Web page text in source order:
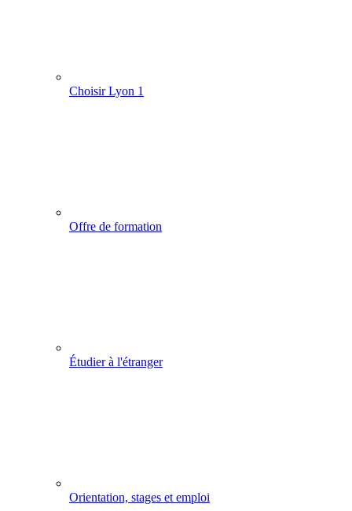
Choisir Lyon 1
Offre de formation
Étudier à l'étranger
Orientation, stages et emploi